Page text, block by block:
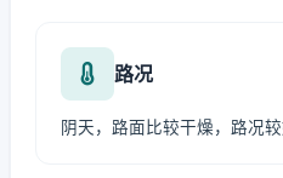
路况
阴天，路面比较干燥，路况较